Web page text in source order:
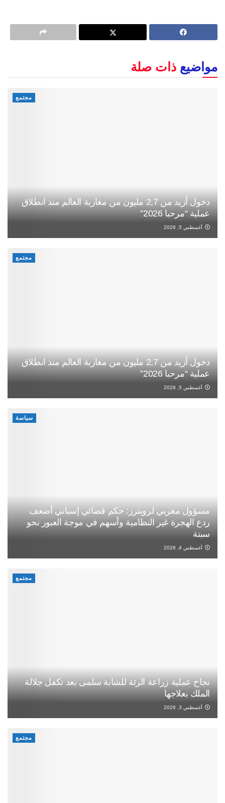
مواضيع ذات صلة
مجتمع
دخول أزيد من 2,7 مليون من مغاربة العالم منذ انطلاق
عملية “مرحبا 2026”
أغسطس 5, 2026
مجتمع
دخول أزيد من 2,7 مليون من مغاربة العالم منذ انطلاق
عملية “مرحبا 2026”
أغسطس 5, 2026
سياسة
مسؤول مغربي لرويترز: حكم قضائي إسباني أضعف
ردع الهجرة غير النظامية وأسهم في موجة العبور نحو
سبتة
أغسطس 4, 2026
مجتمع
نجاح عملية زراعة الرئة للشابة سلمى بعد تكفل جلالة
الملك بعلاجها
أغسطس 3, 2026
مجتمع